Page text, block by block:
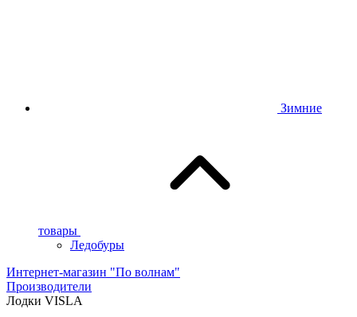
Зимние
товары
Ледобуры
Интернет-магазин "По волнам"
Производители
Лодки VISLA